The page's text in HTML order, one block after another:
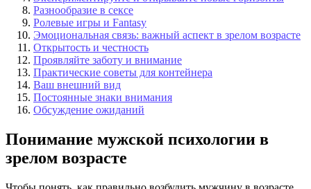
Разнообразие в сексе
Ролевые игры и Fantasy
Эмоциональная связь: важный аспект в зрелом возрасте
Открытость и честность
Проявляйте заботу и внимание
Практические советы для контейнера
Ваш внешний вид
Постоянные знаки внимания
Обсуждение ожиданий
Понимание мужской психологии в
зрелом возрасте